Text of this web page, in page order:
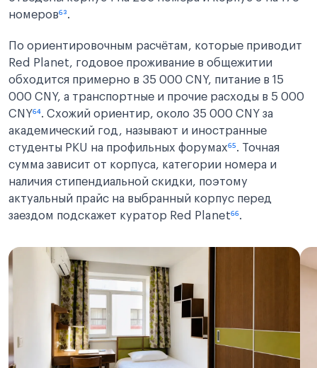
номеров⁶³.
По ориентировочным расчётам, которые приводит
Red Planet, годовое проживание в общежитии
обходится примерно в 35 000 CNY, питание в 15
000 CNY, а транспортные и прочие расходы в 5 000
CNY⁶⁴. Схожий ориентир, около 35 000 CNY за
академический год, называют и иностранные
студенты PKU на профильных форумах⁶⁵. Точная
сумма зависит от корпуса, категории номера и
наличия стипендиальной скидки, поэтому
актуальный прайс на выбранный корпус перед
заездом подскажет куратор Red Planet⁶⁶.